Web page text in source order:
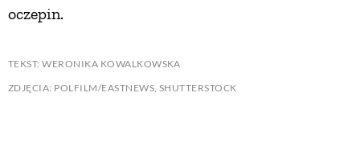
oczepin.
TEKST: WERONIKA KOWALKOWSKA
ZDJĘCIA: POLFILM/EASTNEWS, SHUTTERSTOCK